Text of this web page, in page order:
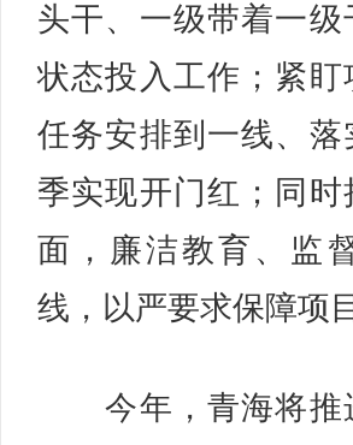
头干、一级带着一
状态投入工作；紧
任务安排到一线、
季实现开门红；同
面，廉洁教育、监
线，以严要求保障项
今年，青海将推